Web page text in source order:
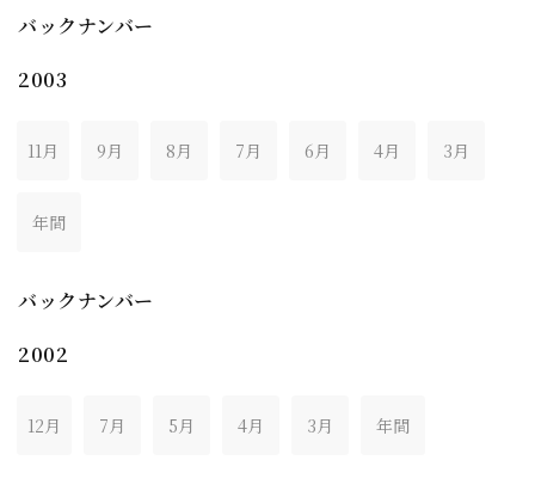
バックナンバー
2003
11月 9月 8月 7月 6月 4月 3月
年間
バックナンバー
2002
12月 7月 5月 4月 3月 年間